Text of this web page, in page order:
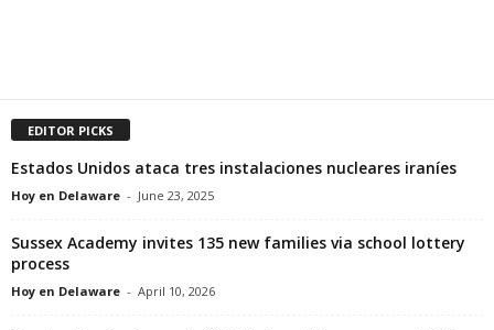
EDITOR PICKS
Estados Unidos ataca tres instalaciones nucleares iraníes
Hoy en Delaware - June 23, 2025
Sussex Academy invites 135 new families via school lottery
process
Hoy en Delaware - April 10, 2026